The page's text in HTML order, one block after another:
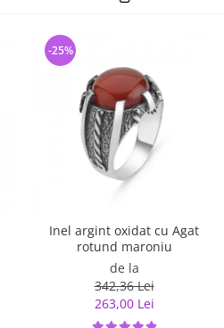
Inel argint oxidat cu Agat
rotund maroniu
de la
342,36 Lei
263,00 Lei
-25%